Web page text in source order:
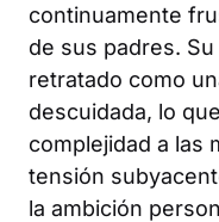
continuamente
de sus padres.
retratado como
descuidada, lo
complejidad a las
tensión
la ambición